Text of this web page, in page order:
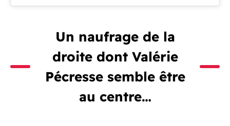
Un naufrage de la
droite dont Valérie
Pécresse semble être
au centre…